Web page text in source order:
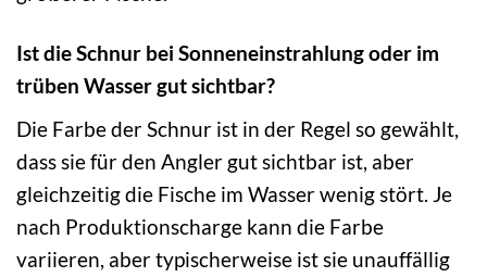
Ist die Schnur bei Sonneneinstrahlung oder im
trüben Wasser gut sichtbar?
Die Farbe der Schnur ist in der Regel so gewählt,
dass sie für den Angler gut sichtbar ist, aber
gleichzeitig die Fische im Wasser wenig stört. Je
nach Produktionscharge kann die Farbe
variieren, aber typischerweise ist sie unauffällig